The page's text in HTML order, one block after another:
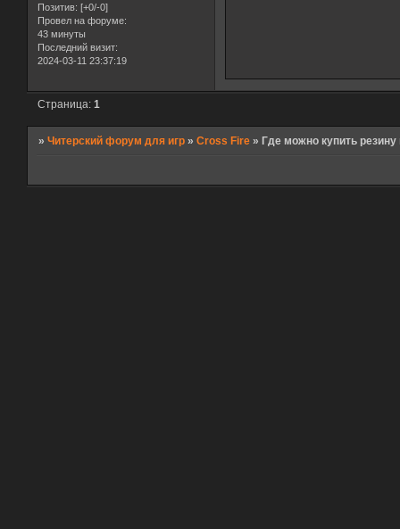
Позитив: [+0/-0]
Провел на форуме:
43 минуты
Последний визит:
2024-03-11 23:37:19
Страница:1
»Читерский форум для игр »Cross Fire » Где можно купить